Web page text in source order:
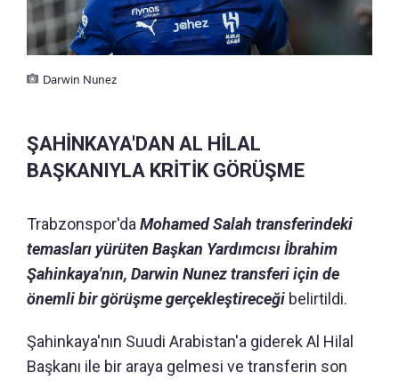
Darwin Nunez
ŞAHİNKAYA'DAN AL HİLAL
BAŞKANIYLA KRİTİK GÖRÜŞME
Trabzonspor'daMohamed Salah transferindeki
temasları yürüten Başkan Yardımcısı İbrahim
Şahinkaya'nın, Darwin Nunez transferi için de
önemli bir görüşme gerçekleştireceği belirtildi.
Şahinkaya'nın Suudi Arabistan'a giderek Al Hilal
Başkanı ile bir araya gelmesi ve transferin son